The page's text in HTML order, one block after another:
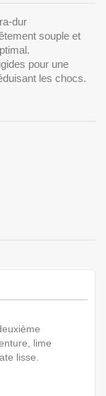
dur
souple et
pour une
les chocs.
lime
lisse.